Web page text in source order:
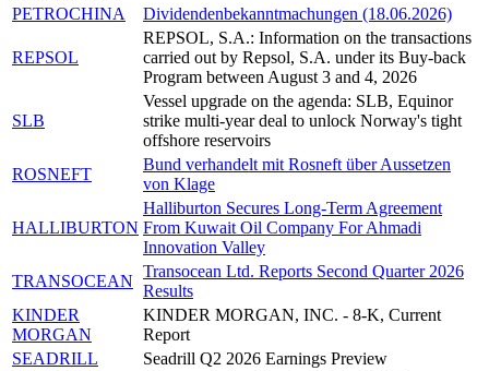
PETROCHINA
Dividendenbekanntmachungen (18.06.2026)
REPSOL
REPSOL, S.A.: Information on the transactions
carried out by Repsol, S.A. under its Buy-back
Program between August 3 and 4, 2026
SLB
Vessel upgrade on the agenda: SLB, Equinor
strike multi-year deal to unlock Norway's tight
offshore reservoirs
ROSNEFT
Bund verhandelt mit Rosneft über Aussetzen
von Klage
HALLIBURTON
Halliburton Secures Long-Term Agreement
From Kuwait Oil Company For Ahmadi
Innovation Valley
TRANSOCEAN
Transocean Ltd. Reports Second Quarter 2026
Results
KINDER
MORGAN
KINDER MORGAN, INC. - 8-K, Current
Report
SEADRILL
Seadrill Q2 2026 Earnings Preview